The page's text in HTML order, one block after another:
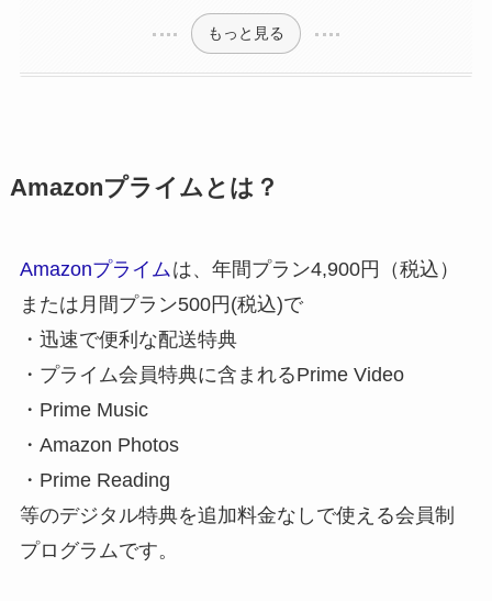
もっと見る
Amazonプライムとは？
Amazonプライムは、年間プラン4,900円（税込）
または月間プラン500円(税込)で
・迅速で便利な配送特典
・プライム会員特典に含まれるPrime Video
・Prime Music
・Amazon Photos
・Prime Reading
等のデジタル特典を追加料金なしで使える会員制
プログラムです。